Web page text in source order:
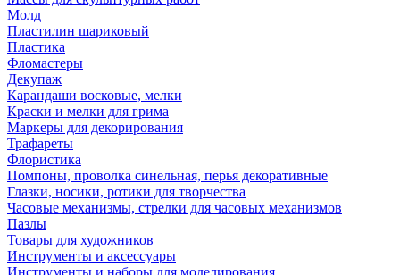
Молд
Пластилин шариковый
Пластика
Фломастеры
Декупаж
Карандаши восковые, мелки
Краски и мелки для грима
Маркеры для декорирования
Трафареты
Флористика
Помпоны, проволка синельная, перья декоративные
Глазки, носики, ротики для творчества
Часовые механизмы, стрелки для часовых механизмов
Пазлы
Товары для художников
Инструменты и аксессуары
Инструменты и наборы для моделирования